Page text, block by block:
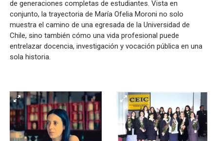
de generaciones completas de estudiantes. Vista en
conjunto, la trayectoria de María Ofelia Moroni no solo
muestra el camino de una egresada de la Universidad de
Chile, sino también cómo una vida profesional puede
entrelazar docencia, investigación y vocación pública en una
sola historia.